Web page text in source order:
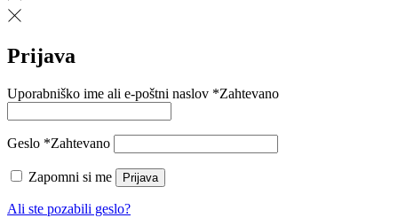
Prijava
Uporabniško ime ali e-poštni naslov *Zahtevano
Geslo *Zahtevano
Zapomni si me Prijava
Ali ste pozabili geslo?